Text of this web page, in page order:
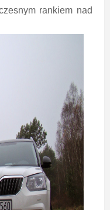
rankiem nad